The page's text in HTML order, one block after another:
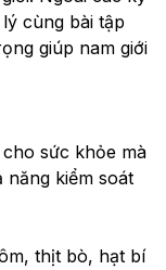
cùng bài tập
giúp nam giới
sức khỏe mà
kiểm soát
thịt bò, hạt bí